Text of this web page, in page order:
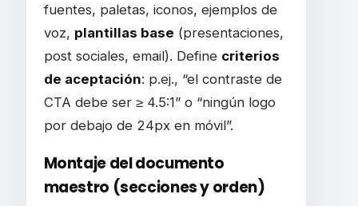
fuentes, paletas, iconos, ejemplos de
voz, plantillas base (presentaciones,
post sociales, email). Define criterios
de aceptación: p.ej., “el contraste de
CTA debe ser ≥ 4.5:1” o “ningún logo
por debajo de 24px en móvil”.
Montaje del documento
maestro (secciones y orden)